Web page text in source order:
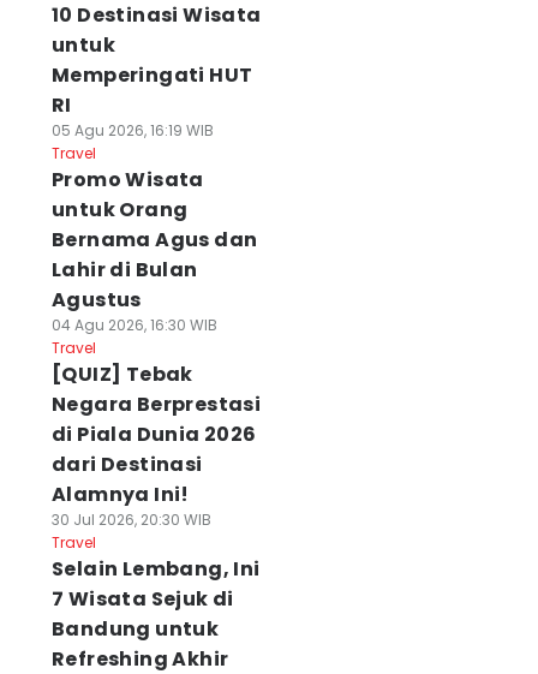
10 Destinasi Wisata
untuk
Memperingati HUT
RI
05 Agu 2026, 16:19 WIB
Travel
Promo Wisata
untuk Orang
Bernama Agus dan
Lahir di Bulan
Agustus
04 Agu 2026, 16:30 WIB
Travel
[QUIZ] Tebak
Negara Berprestasi
di Piala Dunia 2026
dari Destinasi
Alamnya Ini!
30 Jul 2026, 20:30 WIB
Travel
Selain Lembang, Ini
7 Wisata Sejuk di
Bandung untuk
Refreshing Akhir